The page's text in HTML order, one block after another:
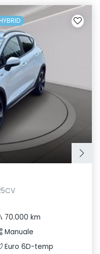
70.000 km
Manuale
Euro 6D-temp